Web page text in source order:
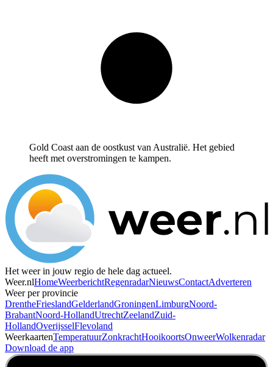
Gold Coast aan de oostkust van Australië. Het gebied
heeft met overstromingen te kampen.
Het weer in jouw regio de hele dag actueel.
Weer.nlHomeWeerberichtRegenradarNieuwsContactAdverteren
Weer per provincie
DrentheFrieslandGelderlandGroningenLimburgNoord-
BrabantNoord-HollandUtrechtZeelandZuid-
HollandOverijsselFlevoland
WeerkaartenTemperatuurZonkrachtHooikoortsOnweerWolkenradar
Download de app